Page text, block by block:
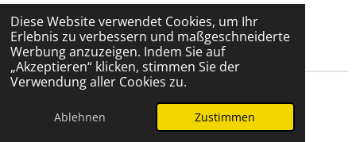
Diese Website verwendet Cookies, um Ihr
Erlebnis zu verbessern und maßgeschneiderte
Werbung anzuzeigen. Indem Sie auf
„Akzeptieren“ klicken, stimmen Sie der
Verwendung aller Cookies zu.
Ablehnen Zustimmen
Impressum/Kontakt